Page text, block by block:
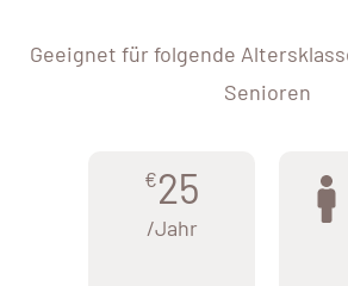
Geeignet für folgende
Senioren
€25
/Jahr